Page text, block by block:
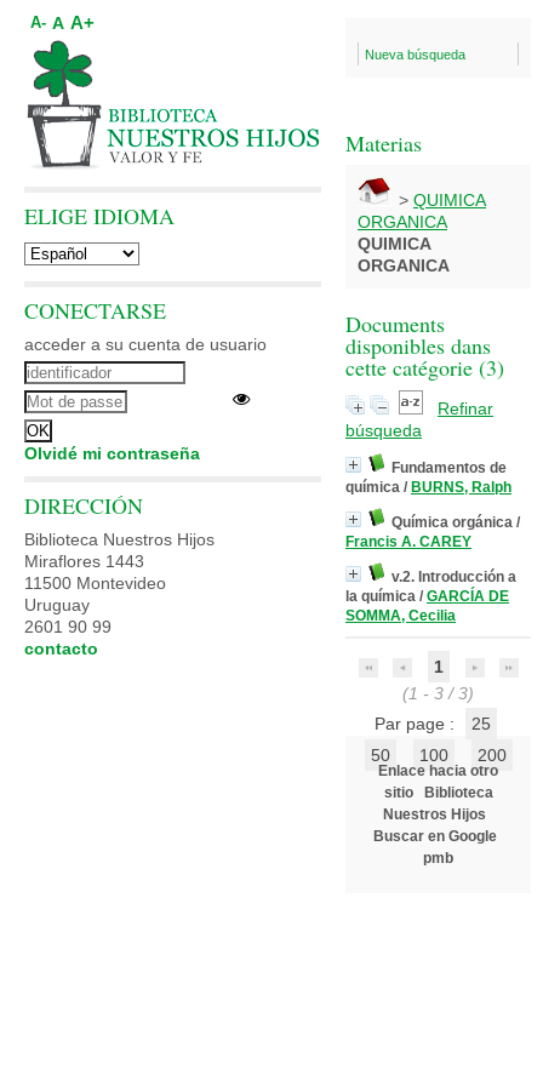
Nueva búsqueda
Materias
> QUIMICA
ORGANICA
QUIMICA
ORGANICA
Documents
disponibles dans
cette catégorie (3)
Refinar
búsqueda
Fundamentos de
química / BURNS, Ralph
Química orgánica /
Francis A. CAREY
v.2. Introducción a
la química / GARCÍA DE
SOMMA, Cecilia
1
(1 - 3 / 3)
Par page :
25
50
100 200
Enlace hacia otro
sitio
Biblioteca
Nuestros Hijos
Buscar en Google
pmb
A- A A+
ELIGE IDIOMA
CONECTARSE
acceder a su cuenta de usuario
Olvidé mi contraseña
DIRECCIÓN
Biblioteca Nuestros Hijos
Miraflores 1443
11500 Montevideo
Uruguay
2601 90 99
contacto